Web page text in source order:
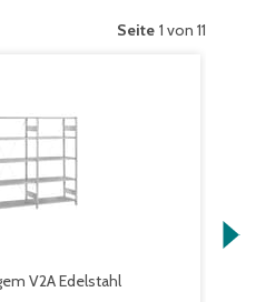
Seite 1 von 11
V2A Edelstahl